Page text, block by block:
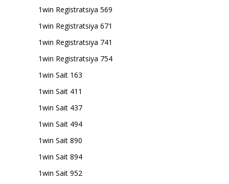
1win Registratsiya 569
1win Registratsiya 671
1win Registratsiya 741
1win Registratsiya 754
1win Sait 163
1win Sait 411
1win Sait 437
1win Sait 494
1win Sait 890
1win Sait 894
1win Sait 952